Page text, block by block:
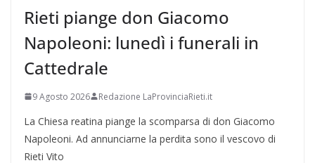
Rieti piange don Giacomo
Napoleoni: lunedì i funerali in
Cattedrale
9 Agosto 2026 Redazione LaProvinciaRieti.it
La Chiesa reatina piange la scomparsa di don Giacomo
Napoleoni. Ad annunciarne la perdita sono il vescovo di
Rieti Vito